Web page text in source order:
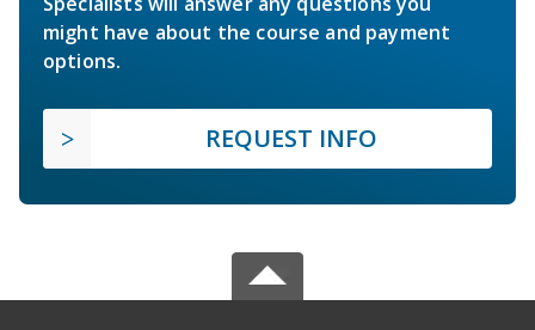
might have about the course and payment
options.
REQUEST INFO